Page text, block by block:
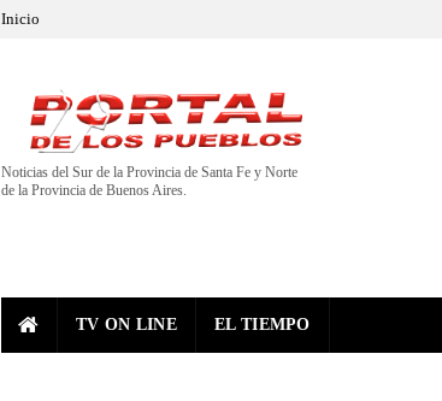
Inicio
Noticias del Sur de la Provincia de Santa Fe y Norte
de la Provincia de Buenos Aires.
TV ON LINE EL TIEMPO